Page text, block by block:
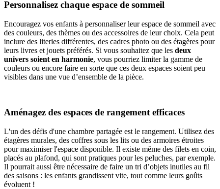
Personnalisez chaque espace de sommeil
Encouragez vos enfants à personnaliser leur espace de sommeil avec
des couleurs, des thèmes ou des accessoires de leur choix. Cela peut
inclure des literies différentes, des cadres photo ou des étagères pour
leurs livres et jouets préférés. Si vous souhaitez que les deux
univers soient en harmonie, vous pourriez limiter la gamme de
couleurs ou encore faire en sorte que ces deux espaces soient peu
visibles dans une vue d’ensemble de la pièce.
Aménagez des espaces de rangement efficaces
L'un des défis d'une chambre partagée est le rangement. Utilisez des
étagères murales, des coffres sous les lits ou des armoires étroites
pour maximiser l'espace disponible. Il existe même des filets en coin,
placés au plafond, qui sont pratiques pour les peluches, par exemple.
Il pourrait aussi être nécessaire de faire un tri d’objets inutiles au fil
des saisons : les enfants grandissent vite, tout comme leurs goûts
évoluent !